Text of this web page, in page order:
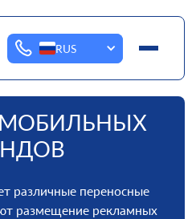
RUS
различные переносные
размещение рекламных